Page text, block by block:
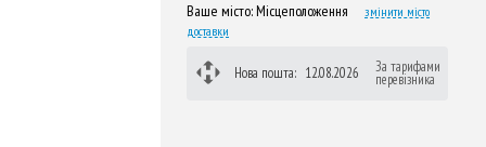
Ваше місто:Місцеположення
змінити місто
доставки
Нова пошта: 12.08.2026 За тарифами
перевізника